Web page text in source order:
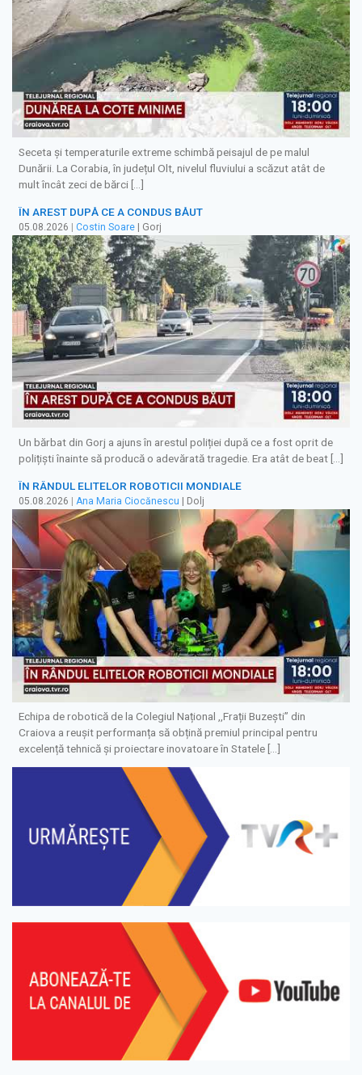
Seceta și temperaturile extreme schimbă peisajul de pe malul
Dunării. La Corabia, în județul Olt, nivelul fluviului a scăzut atât de
mult încât zeci de bărci […]
ÎN AREST DUPĂ CE A CONDUS BĂUT
05.08.2026 Costin Soare | Gorj
Un bărbat din Gorj a ajuns în arestul poliției după ce a fost oprit de
polițiști înainte să producă o adevărată tragedie. Era atât de beat […]
ÎN RÂNDUL ELITELOR ROBOTICII MONDIALE
05.08.2026 Ana Maria Ciocănescu | Dolj
Echipa de robotică de la Colegiul Național ,,Frații Buzești” din
Craiova a reușit performanța să obțină premiul principal pentru
excelență tehnică și proiectare inovatoare în Statele […]